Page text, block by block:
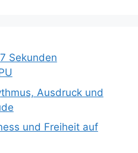
Sekunden
Ausdruck und
und Freiheit auf